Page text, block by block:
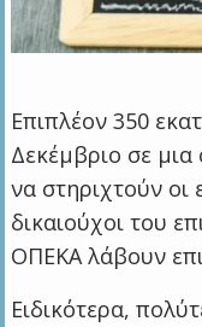
Επιπλέον 350
Δεκέμβριο σε
να στηριχτούν οι
δικαιούχοι του
ΟΠΕΚΑ λάβουν
Ειδικότερα,